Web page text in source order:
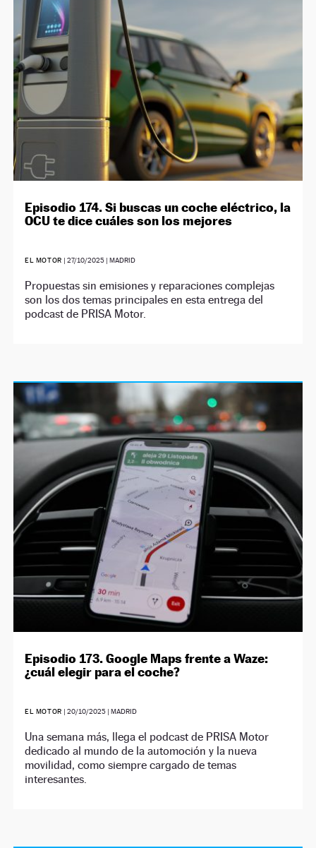
NEWSLETTER
SÍGUENOS
Episodio 174. Si buscas un coche eléctrico, la
OCU te dice cuáles son los mejores
EL MOTOR | 27/10/2025| MADRID
Propuestas sin emisiones y reparaciones complejas
son los dos temas principales en esta entrega del
podcast de PRISA Motor.
Episodio 173. Google Maps frente a Waze:
¿cuál elegir para el coche?
EL MOTOR | 20/10/2025| MADRID
Una semana más, llega el podcast de PRISA Motor
dedicado al mundo de la automoción y la nueva
movilidad, como siempre cargado de temas
interesantes.